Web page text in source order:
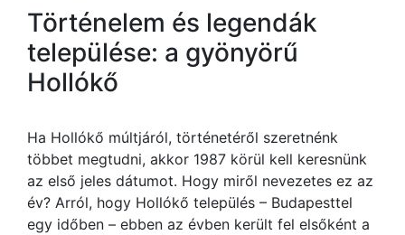
Történelem és legendák
települése: a gyönyörű
Hollókő
Ha Hollókő múltjáról, történetéről szeretnénk
többet megtudni, akkor 1987 körül kell keresnünk
az első jeles dátumot. Hogy miről nevezetes ez az
év? Arról, hogy Hollókő település – Budapesttel
egy időben – ebben az évben került fel elsőként a